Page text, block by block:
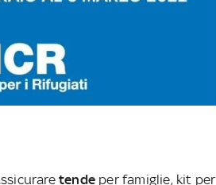
tende per famiglie, kit per